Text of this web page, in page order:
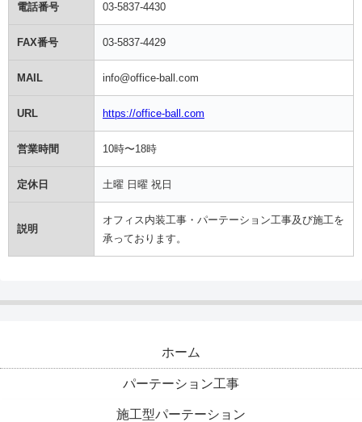
電話番号 03-5837-4430
FAX番号 03-5837-4429
MAIL info@office-ball.com
URL https://office-ball.com
営業時間 10時〜18時
定休日 土曜 日曜 祝日
説明
オフィス内装工事・パーテーション工事及び施工を
承っております。
ホーム
パーテーション工事
施工型パーテーション